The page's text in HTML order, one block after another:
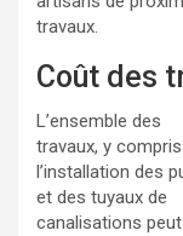
travaux.
Coût des
L’ensemble des
travaux, y compris
l’installation des
et des tuyaux de
canalisations peut